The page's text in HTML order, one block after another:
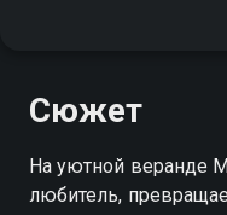
Сюжет
На уютной веранде
любитель,